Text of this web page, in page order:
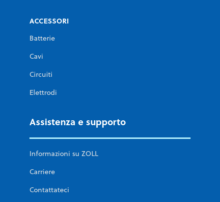
ACCESSORI
Batterie
Cavi
Circuiti
Elettrodi
Assistenza e supporto
Informazioni su ZOLL
Carriere
Contattateci